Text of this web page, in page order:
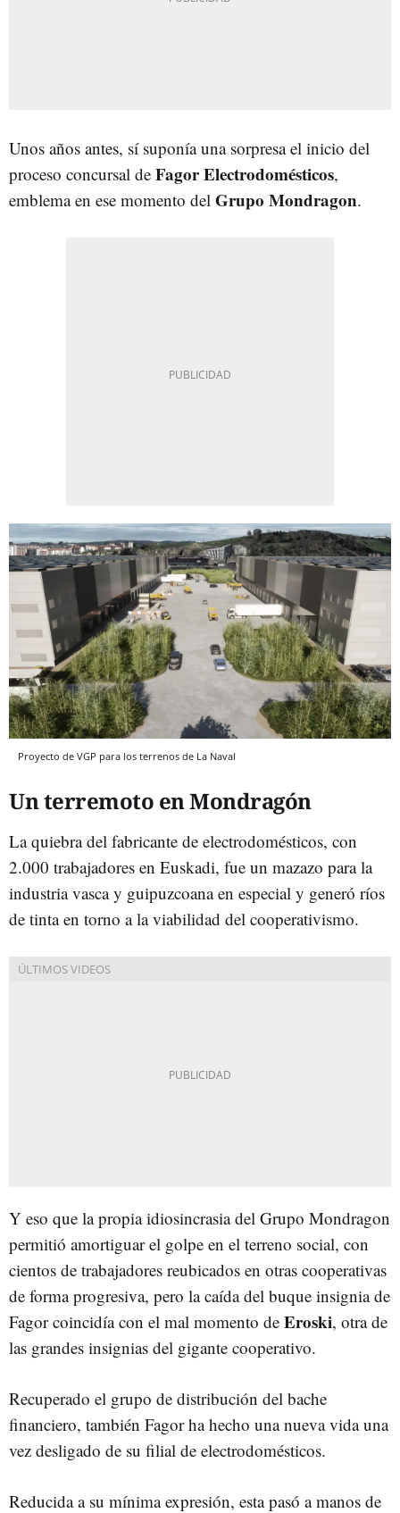
Unos años antes, sí suponía una sorpresa el inicio del
proceso concursal de Fagor Electrodomésticos,
emblema en ese momento del Grupo Mondragon.
Proyecto de VGP para los terrenos de La Naval
Un terremoto en Mondragón
La quiebra del fabricante de electrodomésticos, con
2.000 trabajadores en Euskadi, fue un mazazo para la
industria vasca y guipuzcoana en especial y generó ríos
de tinta en torno a la viabilidad del cooperativismo.
Y eso que la propia idiosincrasia del Grupo Mondragon
permitió amortiguar el golpe en el terreno social, con
cientos de trabajadores reubicados en otras cooperativas
de forma progresiva, pero la caída del buque insignia de
Fagor coincidía con el mal momento de Eroski, otra de
las grandes insignias del gigante cooperativo.
Recuperado el grupo de distribución del bache
financiero, también Fagor ha hecho una nueva vida una
vez desligado de su filial de electrodomésticos.
Reducida a su mínima expresión, esta pasó a manos de